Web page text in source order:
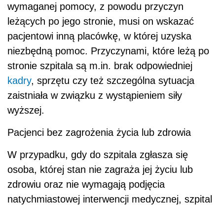
wymaganej pomocy, z powodu przyczyn
leżących po jego stronie, musi on wskazać
pacjentowi inną placówkę, w której uzyska
niezbędną pomoc. Przyczynami, które leżą po
stronie szpitala są m.in. brak odpowiedniej
kadry, sprzętu czy też szczególna sytuacja
zaistniała w związku z wystąpieniem siły
wyższej.
Pacjenci bez zagrożenia życia lub zdrowia
W przypadku, gdy do szpitala zgłasza się
osoba, której stan nie zagraża jej życiu lub
zdrowiu oraz nie wymagają podjęcia
natychmiastowej interwencji medycznej, szpital